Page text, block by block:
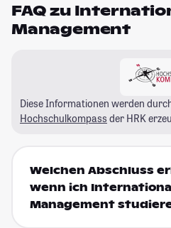
FAQ zu
Management
Diese Informationen werden
Hochschulkompass der HRK
Welchen Abschluss
wenn ich
Management